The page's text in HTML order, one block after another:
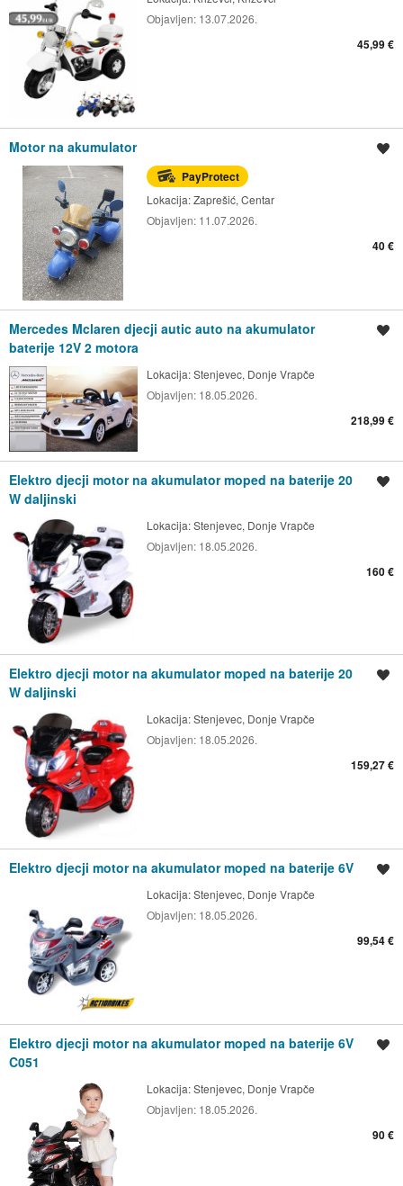
Objavljen: 13.07.2026.
45,99 €
Motor na akumulator
PayProtect
Lokacija:Zaprešić, Centar
Objavljen: 11.07.2026.
40 €
Mercedes Mclaren djecji autic auto na akumulator
baterije 12V 2 motora
Lokacija:Stenjevec, Donje Vrapče
Objavljen: 18.05.2026.
218,99 €
Elektro djecji motor na akumulator moped na baterije 20
W daljinski
Lokacija:Stenjevec, Donje Vrapče
Objavljen: 18.05.2026.
160 €
Elektro djecji motor na akumulator moped na baterije 20
W daljinski
Lokacija:Stenjevec, Donje Vrapče
Objavljen: 18.05.2026.
159,27 €
Elektro djecji motor na akumulator moped na baterije 6V
Lokacija:Stenjevec, Donje Vrapče
Objavljen: 18.05.2026.
99,54 €
Elektro djecji motor na akumulator moped na baterije 6V
C051
Lokacija:Stenjevec, Donje Vrapče
Objavljen: 18.05.2026.
90 €